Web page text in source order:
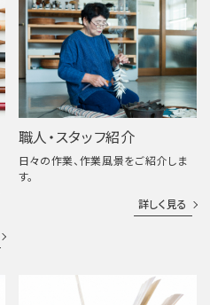
職人・スタッフ紹介
日々の作業、作業風景をご紹介しま
す。
詳しく見る